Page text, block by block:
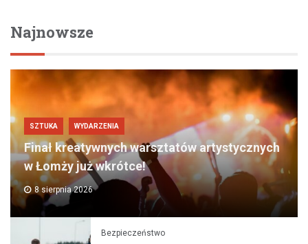
Najnowsze
SZTUKA WYDARZENIA
Finał kreatywnych warsztatów artystycznych
w Łomży już wkrótce!
8 sierpnia 2026
Bezpieczeństwo